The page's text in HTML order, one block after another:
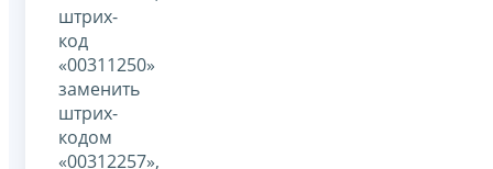
штрих-
код
«00311250»
заменить
штрих-
кодом
«00312257»,